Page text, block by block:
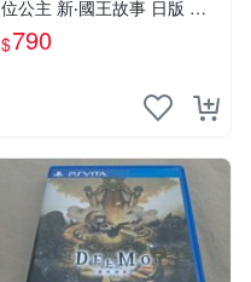
位公主 新‧國王故事 日版 日
文版 純日版 七位公主
$790